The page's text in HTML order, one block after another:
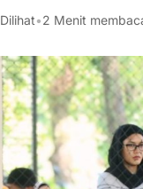
Dilihat•2 Menit